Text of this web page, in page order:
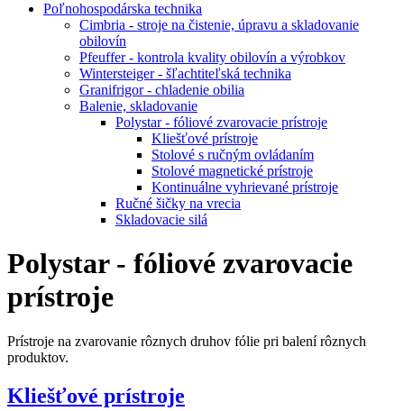
Poľnohospodárska technika
Cimbria - stroje na čistenie, úpravu a skladovanie
obilovín
Pfeuffer - kontrola kvality obilovín a výrobkov
Wintersteiger - šľachtiteľská technika
Granifrigor - chladenie obilia
Balenie, skladovanie
Polystar - fóliové zvarovacie prístroje
Kliešťové prístroje
Stolové s ručným ovládaním
Stolové magnetické prístroje
Kontinuálne vyhrievané prístroje
Ručné šičky na vrecia
Skladovacie silá
Polystar - fóliové zvarovacie
prístroje
Prístroje na zvarovanie rôznych druhov fólie pri balení rôznych
produktov.
Kliešťové prístroje